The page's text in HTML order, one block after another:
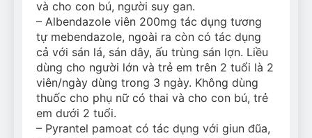
và cho con bú, người suy gan.
– Albendazole viên 200mg tác dụng tương
tự mebendazole, ngoài ra còn có tác dụng
cả với sán lá, sán dây, ấu trùng sán lợn. Liều
dùng cho người lớn và trẻ em trên 2 tuổi là 2
viên/ngày dùng trong 3 ngày. Không dùng
thuốc cho phụ nữ có thai và cho con bú, trẻ
em dưới 2 tuổi.
– Pyrantel pamoat có tác dụng với giun đũa,